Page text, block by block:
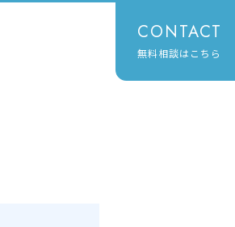
CONTACT
無料相談はこちら